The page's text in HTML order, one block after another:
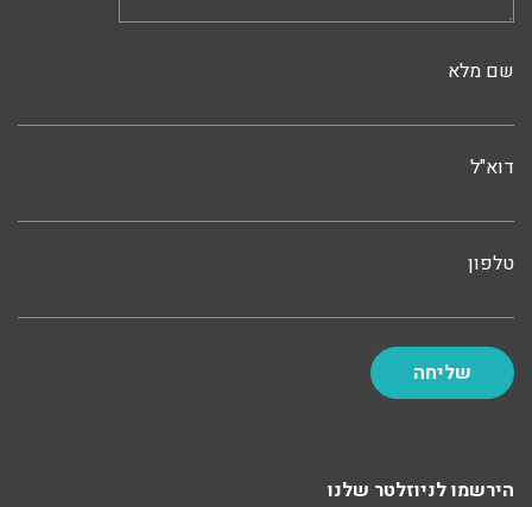
שם מלא
דוא"ל
טלפון
הירשמו לניוזלטר שלנו